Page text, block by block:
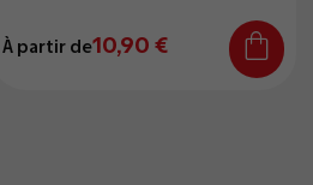
À partir de10,90 €